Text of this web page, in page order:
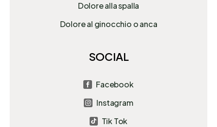
Dolore alla spalla
Dolore al ginocchio o anca
SOCIAL
 Facebook
 Instagram
 Tik Tok